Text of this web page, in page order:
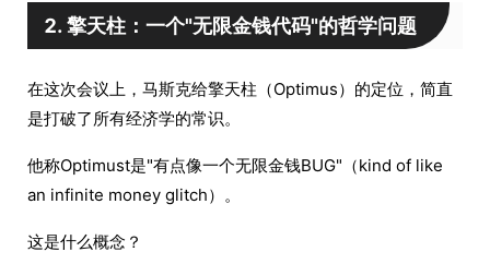
2. 擎天柱：一个"无限金钱代码"的哲学问题
在这次会议上，马斯克给擎天柱（Optimus）的定位，简直
是打破了所有经济学的常识。
他称Optimust是"有点像一个无限金钱BUG"（kind of like
an infinite money glitch）。
这是什么概念？